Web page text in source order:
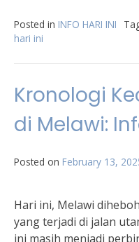
Posted in INFO HARI INI
hari ini
Kronologi
di Melawi:
Posted on February 13,
Hari ini, Melawi
yang terjadi di jalan
ini masih menjadi